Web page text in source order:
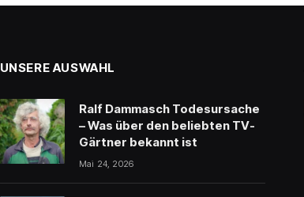
UNSERE AUSWAHL
Ralf Dammasch Todesursache
– Was über den beliebten TV-
Gärtner bekannt ist
Mai 24, 2026